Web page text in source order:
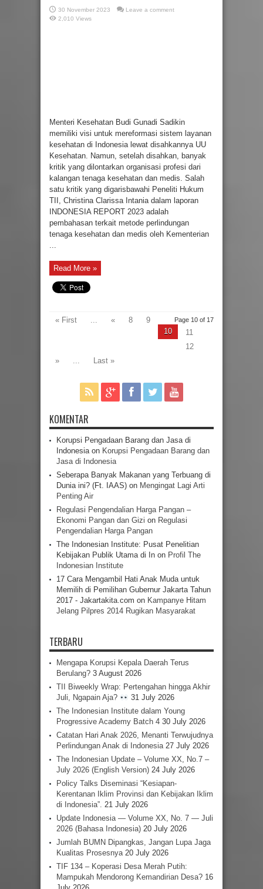
30 November 2023
Leave a comment
2,010 Views
Menteri Kesehatan Budi Gunadi Sadikin
memiliki visi untuk mereformasi sistem layanan
kesehatan di Indonesia lewat disahkannya UU
Kesehatan. Namun, setelah disahkan, banyak
kritik yang dilontarkan organisasi profesi dari
kalangan tenaga kesehatan dan medis. Salah
satu kritik yang digarisbawahi Peneliti Hukum
TII, Christina Clarissa Intania dalam laporan
INDONESIA REPORT 2023 adalah
pembahasan terkait metode perlindungan
tenaga kesehatan dan medis oleh Kementerian
...
Read More »
Page 10 of 17
« First ... « 8
9
10
11
12
»
... Last »
KOMENTAR
Korupsi Pengadaan Barang dan Jasa di
Indonesiaon Korupsi Pengadaan Barang dan
Jasa di Indonesia
Seberapa Banyak Makanan yang Terbuang di
Dunia ini? (Ft. IAAS) on Mengingat Lagi Arti
Penting Air
Regulasi Pengendalian Harga Pangan –
Ekonomi Pangan dan Gizi on Regulasi
Pengendalian Harga Pangan
The Indonesian Institute: Pusat Penelitian
Kebijakan Publik Utama di In on Profil The
Indonesian Institute
17 Cara Mengambil Hati Anak Muda untuk
Memilih di Pemilihan Gubernur Jakarta Tahun
2017 - Jakartakita.com on Kampanye Hitam
Jelang Pilpres 2014 Rugikan Masyarakat
TERBARU
Mengapa Korupsi Kepala Daerah Terus
Berulang? 3 August 2026
TII Biweekly Wrap: Pertengahan hingga Akhir
Juli, Ngapain Aja?
31 July 2026
The Indonesian Institute dalam Young
Progressive Academy Batch 4 30 July 2026
Catatan Hari Anak 2026, Menanti Terwujudnya
Perlindungan Anak di Indonesia 27 July 2026
The Indonesian Update – Volume XX, No.7 –
July 2026 (English Version) 24 July 2026
Policy Talks Diseminasi “Kesiapan-
Kerentanan Iklim Provinsi dan Kebijakan Iklim
di Indonesia”. 21 July 2026
Update Indonesia — Volume XX, No. 7 — Juli
2026 (Bahasa Indonesia) 20 July 2026
Jumlah BUMN Dipangkas, Jangan Lupa Jaga
Kualitas Prosesnya 20 July 2026
TIF 134 – Koperasi Desa Merah Putih:
Mampukah Mendorong Kemandirian Desa? 16